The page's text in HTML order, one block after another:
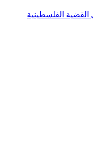
الفلسطينية